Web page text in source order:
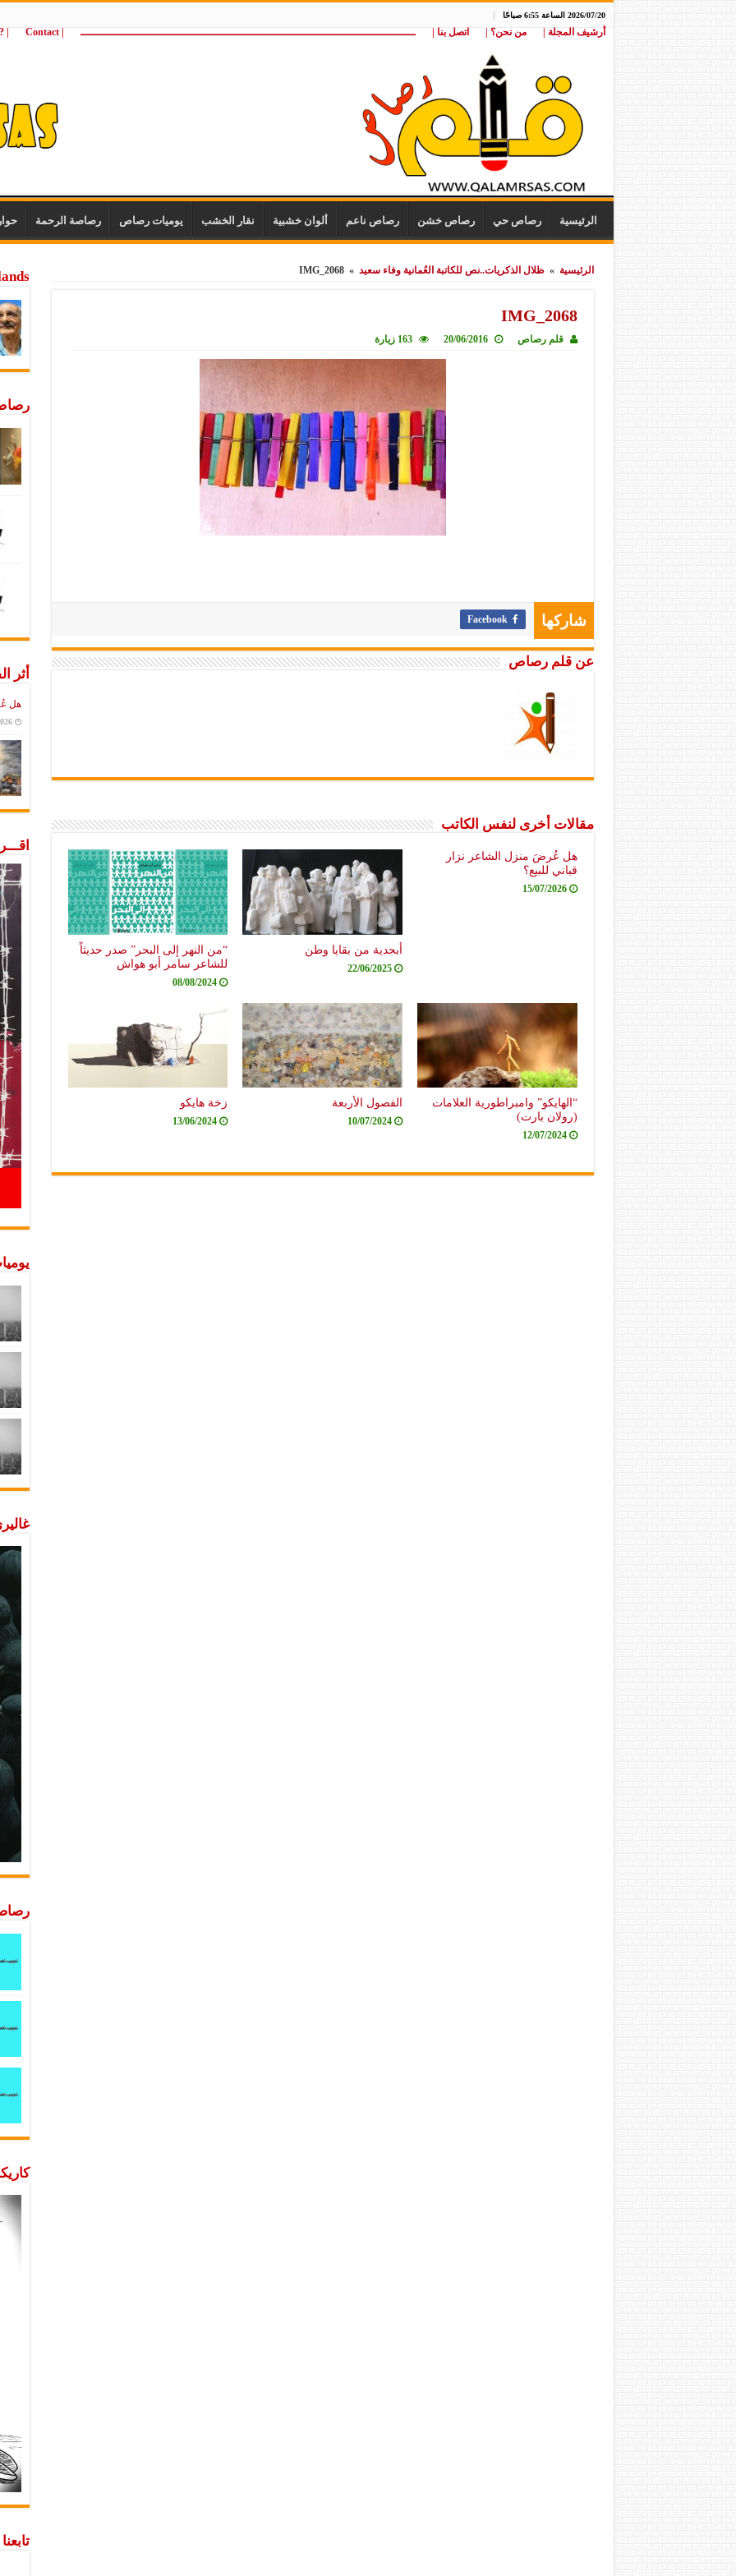
2026/07/20 الساعة 6:55 صباحًا
أرشيف المجلة | من نحن؟ | اتصل بنا | ــــــــــــــــــــــــــــــــــــــــــــــــــــــــــــــــــــــــــــــــــــــــــــــــــــــ | Contact
wij
الرئيسية رصاص حي رصاص خشن رصاص ناعم ألوان خشبية نقار الخشب يوميات رصاص رصاصة الرحمة
الرئيسية » ظلال الذكريات..نص للكاتبة العُمانية وفاء سعيد »
IMG_2068
IMG_2068
قلم رصاص 20/06/2016 163 زيارة
شاركها Facebook
عن قلم رصاص
مقالات أخرى لنفس الكاتب
هل عُرضَ منزل الشاعر نزار
قباني للبيع؟
15/07/2026
أبجدية من بقايا وطن
22/06/2025
“من النهر إلى البحر” صدر حديثاً
للشاعر سامر أبو هواش
08/08/2024
“الهايكو” وامبراطورية العلامات
(رولان بارت)
12/07/2024
الفصول الأربعة
10/07/2024
زخة هايكو
13/06/2024
أثر
هل